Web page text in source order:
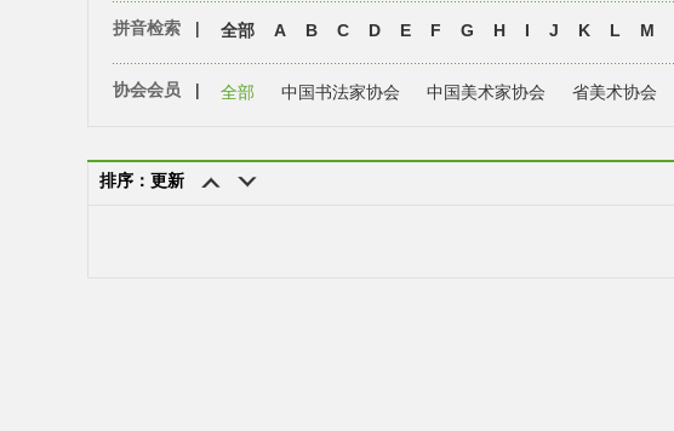
拼音检索 | 全部 A B C D E F G H I J K L M
协会会员 | 全部 中国书法家协会 中国美术家协会 省美术协会
排序：更新